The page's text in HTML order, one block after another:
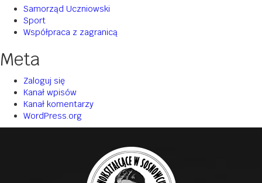
Samorząd Uczniowski
Sport
Współpraca z zagranicą
Meta
Zaloguj się
Kanał wpisów
Kanał komentarzy
WordPress.org